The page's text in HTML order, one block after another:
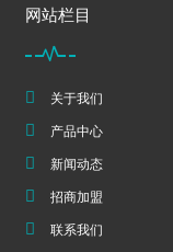
网站栏目
关于我们
产品中心
新闻动态
招商加盟
联系我们